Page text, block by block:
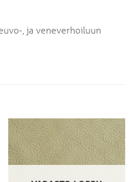
, ja veneverhoiluun